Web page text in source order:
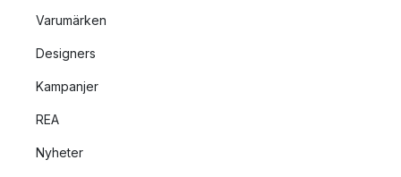
Varumärken
Designers
Kampanjer
REA
Nyheter